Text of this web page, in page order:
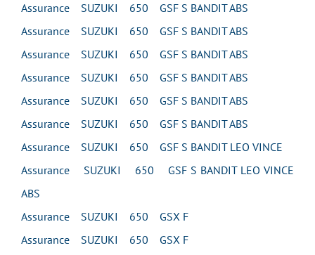
Assurance SUZUKI 650 GSF S BANDIT ABS
Assurance SUZUKI 650 GSF S BANDIT ABS
Assurance SUZUKI 650 GSF S BANDIT ABS
Assurance SUZUKI 650 GSF S BANDIT ABS
Assurance SUZUKI 650 GSF S BANDIT ABS
Assurance SUZUKI 650 GSF S BANDIT ABS
Assurance SUZUKI 650 GSF S BANDIT LEO VINCE
Assurance SUZUKI 650 GSF S BANDIT LEO VINCE
ABS
Assurance SUZUKI 650 GSX F
Assurance SUZUKI 650 GSX F